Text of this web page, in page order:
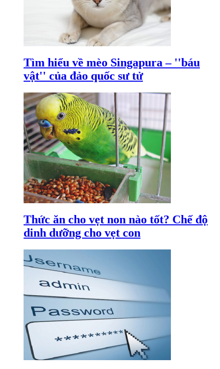
Tìm hiểu về mèo Singapura – ''báu
vật'' của đảo quốc sư tử
Thức ăn cho vẹt non nào tốt? Chế độ
dinh dưỡng cho vẹt con